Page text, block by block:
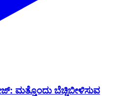
ಮತ್ತೊಂದು ಬೆಚ್ಚಿಬೀಳಿಸುವ